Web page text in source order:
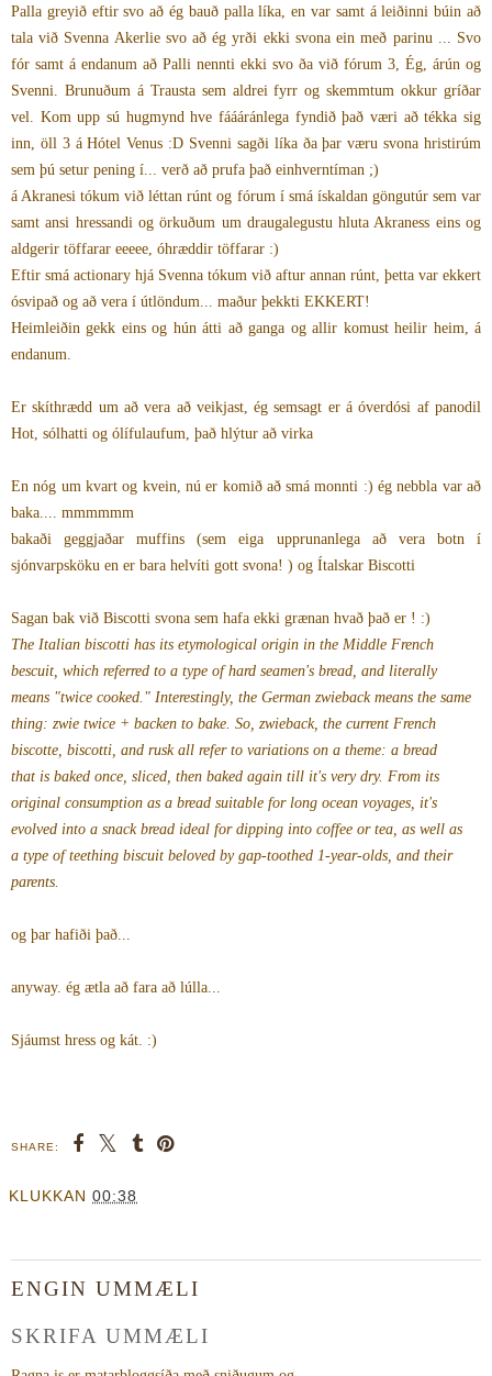
Palla greyið eftir svo að ég bauð palla líka, en var samt á leiðinni búin að
tala við Svenna Akerlie svo að ég yrði ekki svona ein með parinu ... Svo
fór samt á endanum að Palli nennti ekki svo ða við fórum 3, Ég, árún og
Svenni. Brunuðum á Trausta sem aldrei fyrr og skemmtum okkur gríðar
vel. Kom upp sú hugmynd hve fáááránlega fyndið það væri að tékka sig
inn, öll 3 á Hótel Venus :D Svenni sagði líka ða þar væru svona hristirúm
sem þú setur pening í... verð að prufa það einhverntíman ;)
á Akranesi tókum við léttan rúnt og fórum í smá ískaldan göngutúr sem var
samt ansi hressandi og örkuðum um draugalegustu hluta Akraness eins og
aldgerir töffarar eeeee, óhræddir töffarar :)
Eftir smá actionary hjá Svenna tókum við aftur annan rúnt, þetta var ekkert
ósvipað og að vera í útlöndum... maður þekkti EKKERT!
Heimleiðin gekk eins og hún átti að ganga og allir komust heilir heim, á
endanum.
Er skíthrædd um að vera að veikjast, ég semsagt er á óverdósi af panodil
Hot, sólhatti og ólífulaufum, það hlýtur að virka
En nóg um kvart og kvein, nú er komið að smá monnti :) ég nebbla var að
baka.... mmmmmm
bakaði geggjaðar muffins (sem eiga upprunanlega að vera botn í
sjónvarpsköku en er bara helvíti gott svona! ) og Ítalskar Biscotti
Sagan bak við Biscotti svona sem hafa ekki grænan hvað það er ! :)
The Italian biscotti has its etymological origin in the Middle French
bescuit, which referred to a type of hard seamen's bread, and literally
means "twice cooked." Interestingly, the German zwieback means the same
thing: zwie twice + backen to bake. So, zwieback, the current French
biscotte, biscotti, and rusk all refer to variations on a theme: a bread
that is baked once, sliced, then baked again till it's very dry. From its
original consumption as a bread suitable for long ocean voyages, it's
evolved into a snack bread ideal for dipping into coffee or tea, as well as
a type of teething biscuit beloved by gap-toothed 1-year-olds, and their
parents.
og þar hafiði það...
anyway. ég ætla að fara að lúlla...
Sjáumst hress og kát. :)
SHARE:
KLUKKAN 00:38
ENGIN UMMÆLI
SKRIFA UMMÆLI